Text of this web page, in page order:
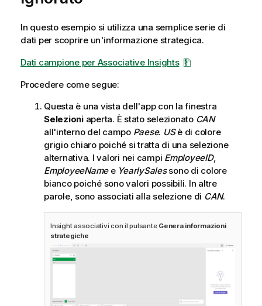
In questo esempio si utilizza una semplice serie di
dati per scoprire un'informazione strategica.
Dati campione per Associative Insights
Procedere come segue:
Questa è una vista dell'app con la finestra
Selezioniaperta. È stato selezionato CAN
all'interno del campo Paese. USè di colore
grigio chiaro poiché si tratta di una selezione
alternativa. I valori nei campi EmployeeID,
EmployeeNamee YearlySalessono di colore
bianco poiché sono valori possibili. In altre
parole, sono associati alla selezione di CAN.
Insight associativi con il pulsante Genera informazioni
strategiche